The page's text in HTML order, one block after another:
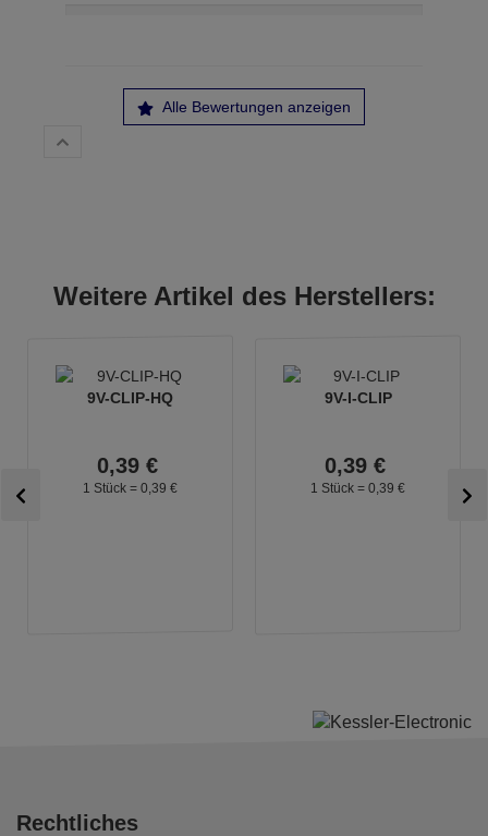
Alle Bewertungen anzeigen
Weitere Artikel des Herstellers:
9V-CLIP-HQ
0,39 €
1 Stück = 0, 39 €
9V-I-CLIP
0,39 €
1 Stück = 0, 39 €
Rechtliches